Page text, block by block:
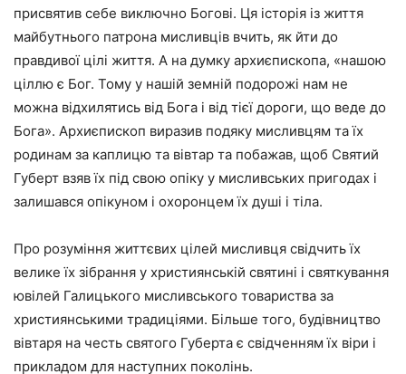
присвятив себе виключно Богові. Ця історія із життя
майбутнього патрона мисливців вчить, як йти до
правдивої цілі життя. А на думку архиєпископа, «нашою
ціллю є Бог. Тому у нашій земній подорожі нам не
можна відхилятись від Бога і від тієї дороги, що веде до
Бога». Архиєпископ виразив подяку мисливцям та їх
родинам за каплицю та вівтар та побажав, щоб Святий
Губерт взяв їх під свою опіку у мисливських пригодах і
залишався опікуном і охоронцем їх душі і тіла.
Про розуміння життєвих цілей мисливця свідчить їх
велике їх зібрання у християнській святині і святкування
ювілей Галицького мисливського товариства за
християнськими традиціями. Більше того, будівництво
вівтаря на честь святого Губерта є свідченням їх віри і
прикладом для наступних поколінь.